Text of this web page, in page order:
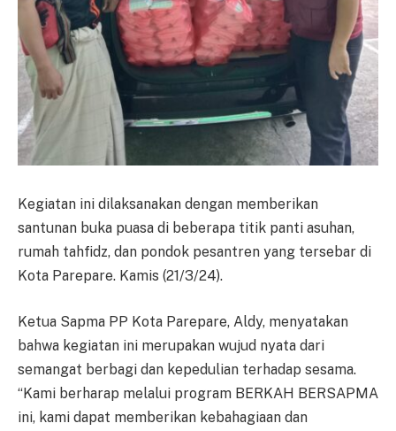
Kegiatan ini dilaksanakan dengan memberikan
santunan buka puasa di beberapa titik panti asuhan,
rumah tahfidz, dan pondok pesantren yang tersebar di
Kota Parepare. Kamis (21/3/24).
Ketua Sapma PP Kota Parepare, Aldy, menyatakan
bahwa kegiatan ini merupakan wujud nyata dari
semangat berbagi dan kepedulian terhadap sesama.
“Kami berharap melalui program BERKAH BERSAPMA
ini, kami dapat memberikan kebahagiaan dan